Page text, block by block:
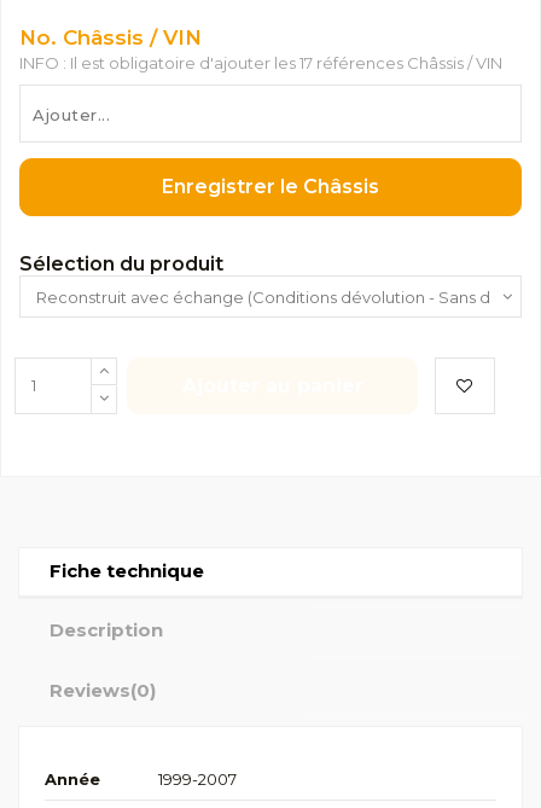
No. Châssis / VIN
INFO : Il est obligatoire d'ajouter les 17 références Châssis / VIN
Enregistrer le Châssis
Sélection du produit
Fiche technique
Description
Reviews(0)
Année 1999-2007